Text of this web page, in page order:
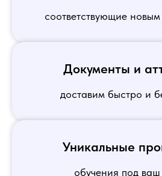
соответствующие
Документы и
доставим быстро и
Уникальные
обучения под ваш